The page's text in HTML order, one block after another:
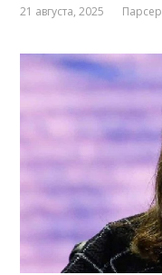
21 августа, 2025 Парсер